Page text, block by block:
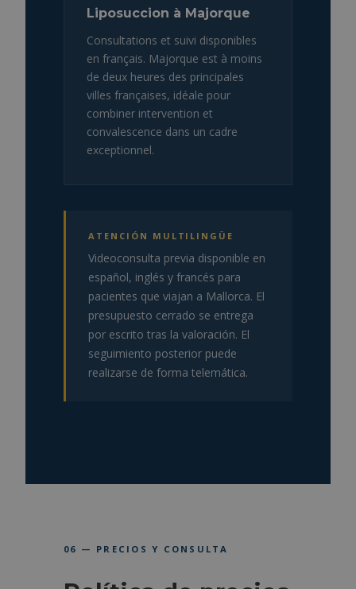
Liposuccion à Majorque
Consultations et suivi disponibles
en français. Majorque est à moins
de deux heures des principales
villes françaises, idéale pour
combiner intervention et
convalescence dans un cadre
exceptionnel.
ATENCIÓN MULTILINGÜE
Videoconsulta previa disponible en
español, inglés y francés para
pacientes que viajan a Mallorca. El
presupuesto cerrado se entrega
por escrito tras la valoración. El
seguimiento posterior puede
realizarse de forma telemática.
06 — PRECIOS Y CONSULTA